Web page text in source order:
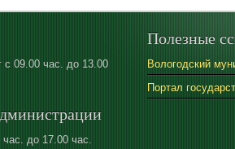
с 09.00 час. до 13.00
до 17.00 час.
Полезные
Вологодский
Портал